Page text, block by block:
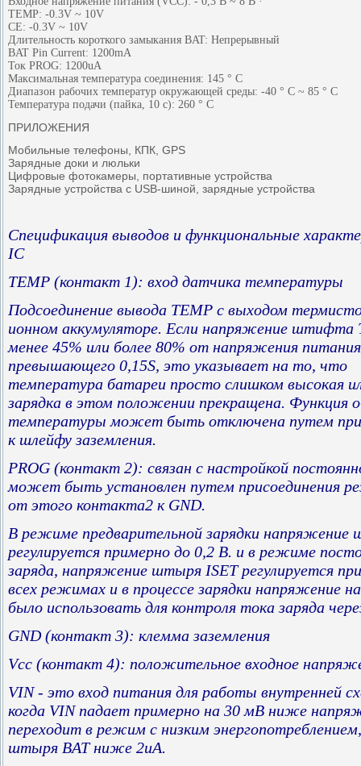
TEMP: -0.3V ~ 10V
CE: -0.3V ~ 10V
Длительность короткого замыкания BAT: Непрерывный
BAT Pin Current: 1200mA
Ток PROG: 1200uA
Максимальная температура соединения: 145 ° C
Диапазон рабочих температур окружающей среды: -40 ° C ~ 85 ° C
Температура подачи (пайка, 10 с): 260 ° C
ПРИЛОЖЕНИЯ
Мобильные телефоны, КПК, GPS
Зарядные доки и люльки
Цифровые фотокамеры, портативные устройства
Зарядные устройства с USB-шиной, зарядные устройства
Спецификация выводов и функциональные
IC
TEMP (контакт 1): вход датчика температуры
Подсоединение вывода TEMP с выходом
ионном аккумуляторе. Если напряжение штифта
менее 45% или более 80% от напряжения
превышающего 0,15S, это указывает на то, что
температура батареи просто слишком высокая
зарядка в этом положении прекращена. Функция
температуры может быть отключена путем
к шлейфу заземления.
PROG (контакт 2): связан с настройкой
может быть установлен путем присоединения
от этого контакта2 к GND.
В режиме предварительной зарядки напряжение
регулируется примерно до 0,2 В. и в режиме
заряда, напряжение штыря ISET регулируется
всех режимах и в процессе зарядки напряжение
было использовать для контроля тока заряда
GND (контакт 3): клемма заземления
Vcc (контакт 4): положительное входное
VIN - это вход питания для работы внутренней
когда VIN падает примерно на 30 мВ ниже
переходит в режим с низким
штыря BAT ниже 2uA.